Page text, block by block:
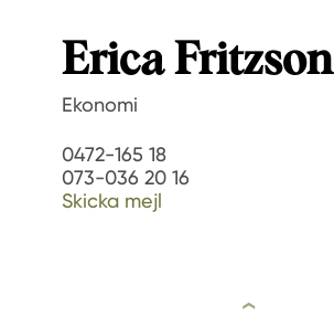
Erica Fritzson
Ekonomi
0472-165 18
073-036 20 16
Skicka mejl